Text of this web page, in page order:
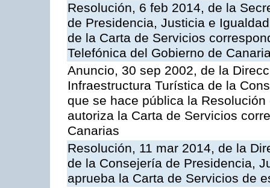
Resolución, 6 feb 2014, de la
de Presidencia, Justicia e
de la Carta de Servicios
Telefónica del Gobierno de
Anuncio, 30 sep 2002, de la
Infraestructura Turística de la
que se hace pública la
autoriza la Carta de Servicios
Canarias
Resolución, 11 mar 2014, de la
de la Consejería de Presidencia,
aprueba la Carta de Servicios de